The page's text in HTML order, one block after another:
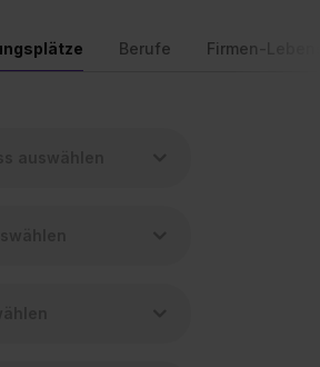
Berufe Firmen-